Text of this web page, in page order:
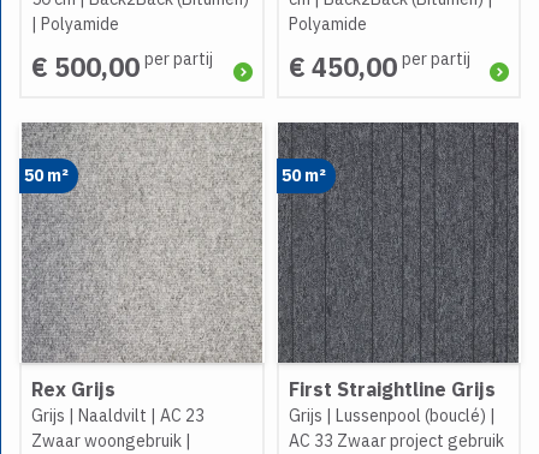
| Polyamide
€ 500,00 per partij
Polyamide
€ 450,00 per partij
50 m²
Rex Grijs
Grijs | Naaldvilt | AC 23
Zwaar woongebruik |
50 m²
First Straightline Grijs
Grijs | Lussenpool (bouclé) |
AC 33 Zwaar project gebruik